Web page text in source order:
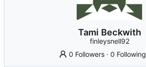
Tami Beckwith
finleysnell92
0 Followers ·0 Following